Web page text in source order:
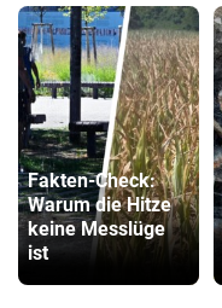
Fakten-Check:
Warum die Hitze
keine Messlüge
ist